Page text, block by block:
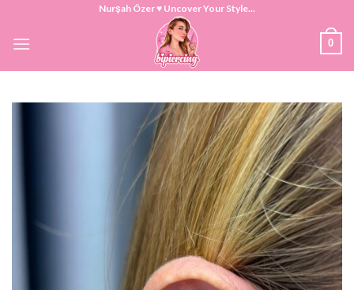
content
Nurşah Özer ♥ Uncover Your Style...
0